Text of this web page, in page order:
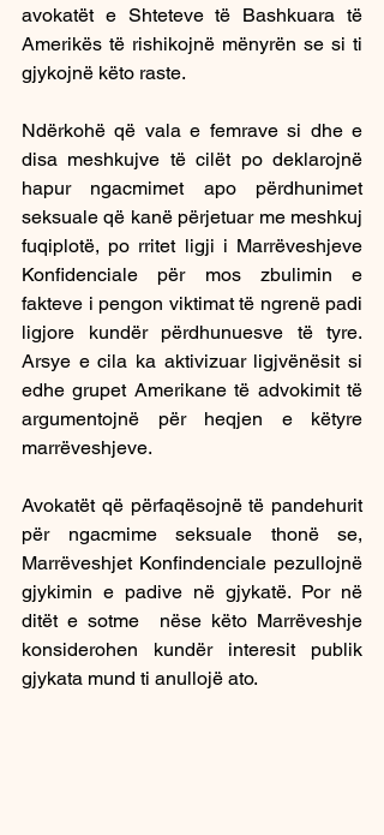
avokatët e Shteteve të Bashkuara të
Amerikës të rishikojnë mënyrën se si ti
gjykojnë këto raste.
Ndërkohë që vala e femrave si dhe e
disa meshkujve të cilët po deklarojnë
hapur ngacmimet apo përdhunimet
seksuale që kanë përjetuar me meshkuj
fuqiplotë, po rritet ligji i Marrëveshjeve
Konfidenciale për mos zbulimin e
fakteve i pengon viktimat të ngrenë padi
ligjore kundër përdhunuesve të tyre.
Arsye e cila ka aktivizuar ligjvënësit si
edhe grupet Amerikane të advokimit të
argumentojnë për heqjen e këtyre
marrëveshjeve.
Avokatët që përfaqësojnë të pandehurit
për ngacmime seksuale thonë se,
Marrëveshjet Konfindenciale pezullojnë
gjykimin e padive në gjykatë. Por në
ditët e sotme  nëse këto Marrëveshje
konsiderohen kundër interesit publik
gjykata mund ti anullojë ato.